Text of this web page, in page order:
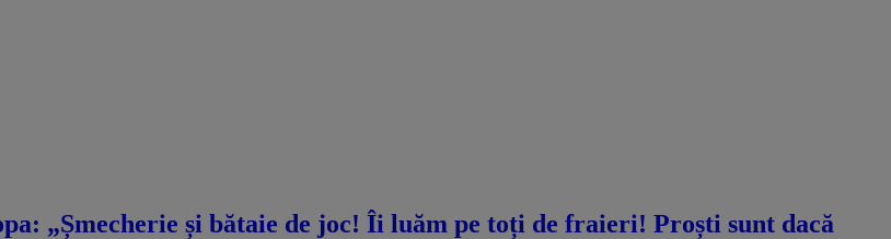
„Șmecherie și bătaie de joc! Îi luăm pe toți de fraieri! Proști sunt dacă